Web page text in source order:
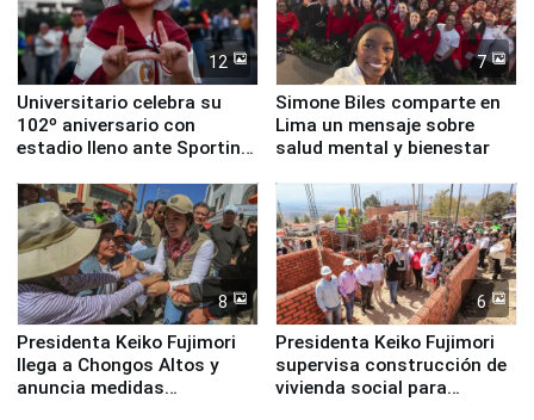
12
Universitario celebra su
102º aniversario con
estadio lleno ante Sporting
7
Simone Biles comparte en
Lima un mensaje sobre
salud mental y bienestar
8
Presidenta Keiko Fujimori
llega a Chongos Altos y
anuncia medidas
6
Presidenta Keiko Fujimori
supervisa construcción de
vivienda social para